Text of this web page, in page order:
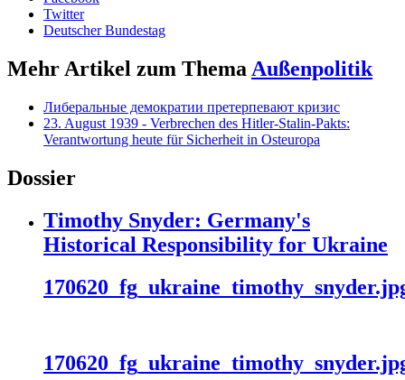
Twitter
Deutscher Bundestag
Mehr Artikel zum Thema Außenpolitik
Либеральные демократии претерпевают кризис
23. August 1939 - Verbrechen des Hitler-Stalin-Pakts:
Verantwortung heute für Sicherheit in Osteuropa
Dossier
Timothy Snyder: Germany's
Historical Responsibility for Ukraine